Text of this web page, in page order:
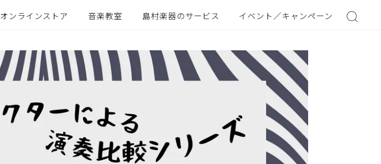
オンラインストア 音楽教室 島村楽器のサービス イベント／キャンペーン